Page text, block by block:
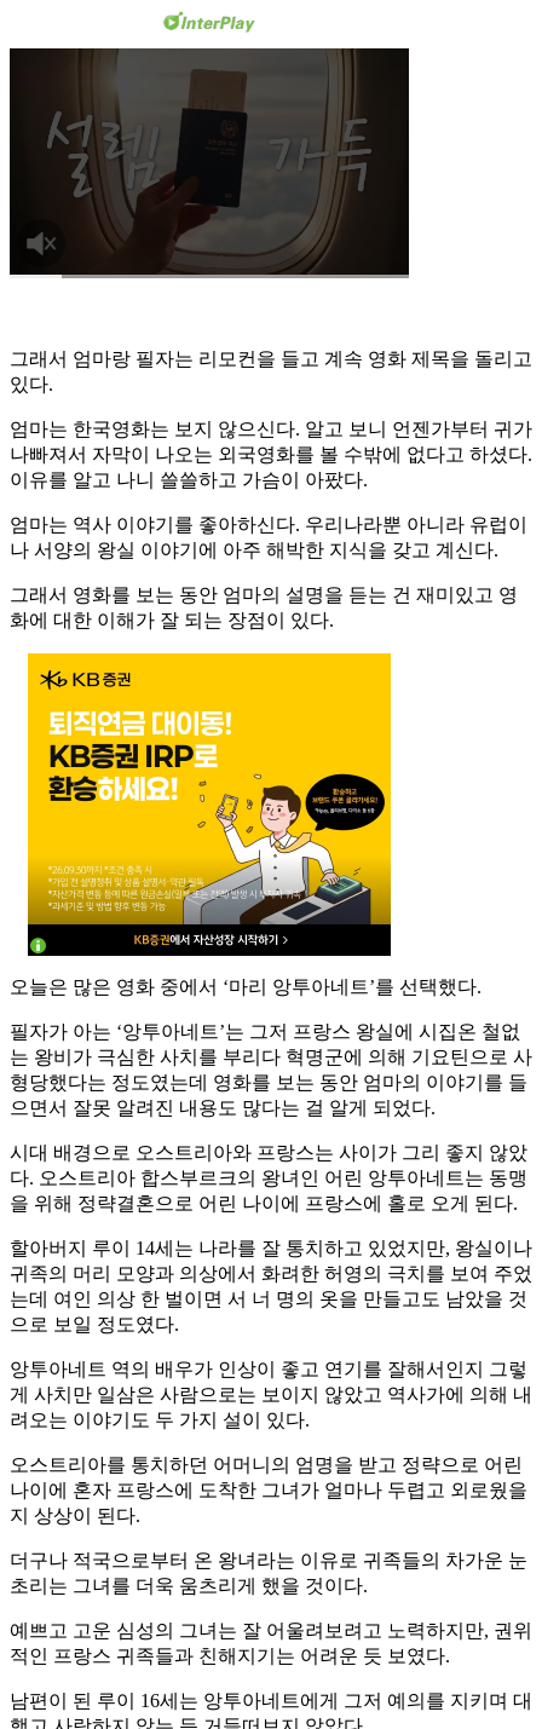
그래서 엄마랑 필자는 리모컨을 들고 계속 영화 제목을 돌리고
있다.
엄마는 한국영화는 보지 않으신다. 알고 보니 언젠가부터 귀가
나빠져서 자막이 나오는 외국영화를 볼 수밖에 없다고 하셨다.
이유를 알고 나니 쓸쓸하고 가슴이 아팠다.
엄마는 역사 이야기를 좋아하신다. 우리나라뿐 아니라 유럽이
나 서양의 왕실 이야기에 아주 해박한 지식을 갖고 계신다.
그래서 영화를 보는 동안 엄마의 설명을 듣는 건 재미있고 영
화에 대한 이해가 잘 되는 장점이 있다.
오늘은 많은 영화 중에서 ‘마리 앙투아네트’를 선택했다.
필자가 아는 ‘앙투아네트’는 그저 프랑스 왕실에 시집온 철없
는 왕비가 극심한 사치를 부리다 혁명군에 의해 기요틴으로 사
형당했다는 정도였는데 영화를 보는 동안 엄마의 이야기를 들
으면서 잘못 알려진 내용도 많다는 걸 알게 되었다.
시대 배경으로 오스트리아와 프랑스는 사이가 그리 좋지 않았
다. 오스트리아 합스부르크의 왕녀인 어린 앙투아네트는 동맹
을 위해 정략결혼으로 어린 나이에 프랑스에 홀로 오게 된다.
할아버지 루이 14세는 나라를 잘 통치하고 있었지만, 왕실이나
귀족의 머리 모양과 의상에서 화려한 허영의 극치를 보여 주었
는데 여인 의상 한 벌이면 서 너 명의 옷을 만들고도 남았을 것
으로 보일 정도였다.
앙투아네트 역의 배우가 인상이 좋고 연기를 잘해서인지 그렇
게 사치만 일삼은 사람으로는 보이지 않았고 역사가에 의해 내
려오는 이야기도 두 가지 설이 있다.
오스트리아를 통치하던 어머니의 엄명을 받고 정략으로 어린
나이에 혼자 프랑스에 도착한 그녀가 얼마나 두렵고 외로웠을
지 상상이 된다.
더구나 적국으로부터 온 왕녀라는 이유로 귀족들의 차가운 눈
초리는 그녀를 더욱 움츠리게 했을 것이다.
예쁘고 고운 심성의 그녀는 잘 어울려보려고 노력하지만, 권위
적인 프랑스 귀족들과 친해지기는 어려운 듯 보였다.
남편이 된 루이 16세는 앙투아네트에게 그저 예의를 지키며 대